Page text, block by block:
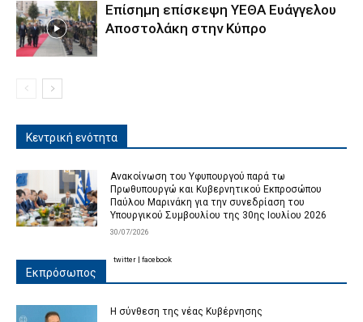
Επίσημη επίσκεψη ΥΕΘΑ Ευάγγελου
Αποστολάκη στην Κύπρο
Κεντρική ενότητα
Ανακοίνωση του Υφυπουργού παρά τω
Πρωθυπουργώ και Κυβερνητικού Εκπροσώπου
Παύλου Μαρινάκη για την συνεδρίαση του
Υπουργικού Συμβουλίου της 30ης Ιουλίου 2026
30/07/2026
Εκπρόσωπος
Η σύνθεση της νέας Κυβέρνησης
twitter facebook